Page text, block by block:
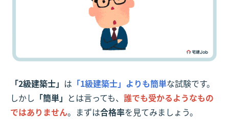
「2級建築士」 は 「1級建築士」よりも簡単な試験です。
しかし 「簡単」 とは言っても、 誰でも受かるようなもの
ではありません。まずは合格率を見てみましょう。